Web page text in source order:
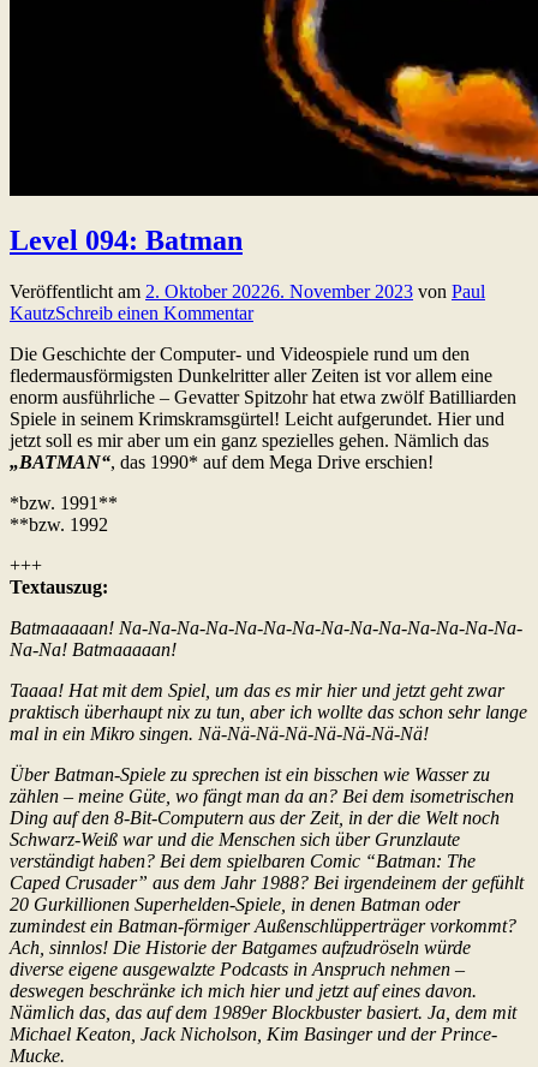
Level 094: Batman
Veröffentlicht am 2. Oktober 20226. November 2023 von Paul
KautzSchreib einen Kommentar
Die Geschichte der Computer- und Videospiele rund um den
fledermausförmigsten Dunkelritter aller Zeiten ist vor allem eine
enorm ausführliche – Gevatter Spitzohr hat etwa zwölf Batilliarden
Spiele in seinem Krimskramsgürtel! Leicht aufgerundet. Hier und
jetzt soll es mir aber um ein ganz spezielles gehen. Nämlich das
„BATMAN“, das 1990* auf dem Mega Drive erschien!
*bzw. 1991**
**bzw. 1992
+++
Textauszug:
Batmaaaaan! Na-Na-Na-Na-Na-Na-Na-Na-Na-Na-Na-Na-Na-Na-
Na-Na! Batmaaaaan!
Taaaa! Hat mit dem Spiel, um das es mir hier und jetzt geht zwar
praktisch überhaupt nix zu tun, aber ich wollte das schon sehr lange
mal in ein Mikro singen. Nä-Nä-Nä-Nä-Nä-Nä-Nä-Nä!
Über Batman-Spiele zu sprechen ist ein bisschen wie Wasser zu
zählen – meine Güte, wo fängt man da an? Bei dem isometrischen
Ding auf den 8-Bit-Computern aus der Zeit, in der die Welt noch
Schwarz-Weiß war und die Menschen sich über Grunzlaute
verständigt haben? Bei dem spielbaren Comic “Batman: The
Caped Crusader” aus dem Jahr 1988? Bei irgendeinem der gefühlt
20 Gurkillionen Superhelden-Spiele, in denen Batman oder
zumindest ein Batman-förmiger Außenschlüpperträger vorkommt?
Ach, sinnlos! Die Historie der Batgames aufzudröseln würde
diverse eigene ausgewalzte Podcasts in Anspruch nehmen –
deswegen beschränke ich mich hier und jetzt auf eines davon.
Nämlich das, das auf dem 1989er Blockbuster basiert. Ja, dem mit
Michael Keaton, Jack Nicholson, Kim Basinger und der Prince-
Mucke.